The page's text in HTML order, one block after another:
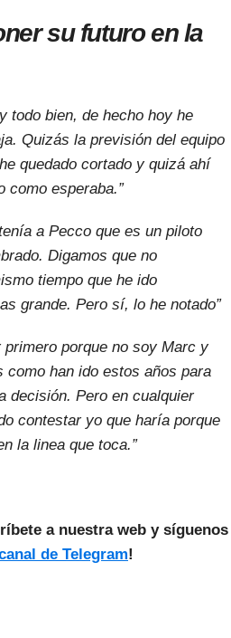
su futuro en la
todo bien, de hecho hoy he
Quizás la previsión del equipo
quedado cortado y quizá ahí
como esperaba.”
a Pecco que es un piloto
Digamos que no
tiempo que he ido
grande. Pero sí, lo he notado”
porque no soy Marc y
como han ido estos años para
decisión. Pero en cualquier
contestar yo que haría porque
la linea que toca.”
a nuestra web y síguenos
de Telegram!